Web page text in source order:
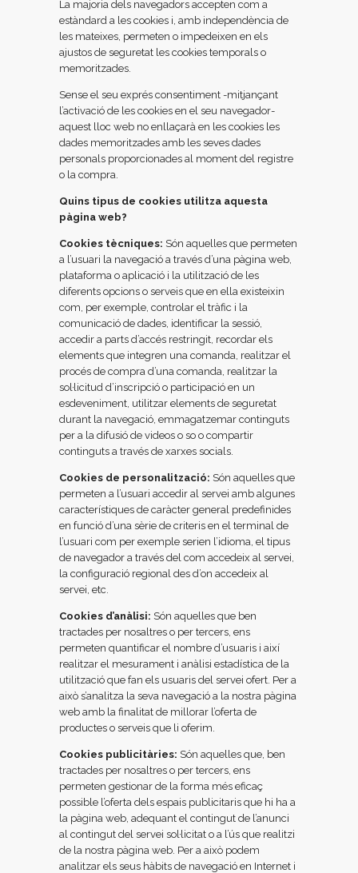
La majoria dels navegadors accepten com a
estàndard a les cookies i, amb independència de
les mateixes, permeten o impedeixen en els
ajustos de seguretat les cookies temporals o
memoritzades.
Sense el seu exprés consentiment -mitjançant
l’activació de les cookies en el seu navegador-
aquest lloc web no enllaçarà en les cookies les
dades memoritzades amb les seves dades
personals proporcionades al moment del registre
o la compra.
Quins tipus de cookies utilitza aquesta
pàgina web?
Cookies tècniques: Són aquelles que permeten
a l’usuari la navegació a través d’una pàgina web,
plataforma o aplicació i la utilització de les
diferents opcions o serveis que en ella existeixin
com, per exemple, controlar el tràfic i la
comunicació de dades, identificar la sessió,
accedir a parts d’accés restringit, recordar els
elements que integren una comanda, realitzar el
procés de compra d’una comanda, realitzar la
sol·licitud d’inscripció o participació en un
esdeveniment, utilitzar elements de seguretat
durant la navegació, emmagatzemar continguts
per a la difusió de videos o so o compartir
continguts a través de xarxes socials.
Cookies de personalització: Són aquelles que
permeten a l’usuari accedir al servei amb algunes
característiques de caràcter general predefinides
en funció d’una sèrie de criteris en el terminal de
l’usuari com per exemple serien l’idioma, el tipus
de navegador a través del com accedeix al servei,
la configuració regional des d’on accedeix al
servei, etc.
Cookies d’anàlisi: Són aquelles que ben
tractades per nosaltres o per tercers, ens
permeten quantificar el nombre d’usuaris i així
realitzar el mesurament i anàlisi estadística de la
utilització que fan els usuaris del servei ofert. Per a
això s’analitza la seva navegació a la nostra pàgina
web amb la finalitat de millorar l’oferta de
productes o serveis que li oferim.
Cookies publicitàries: Són aquelles que, ben
tractades per nosaltres o per tercers, ens
permeten gestionar de la forma més eficaç
possible l’oferta dels espais publicitaris que hi ha a
la pàgina web, adequant el contingut de l’anunci
al contingut del servei sol·licitat o a l’ús que realitzi
de la nostra pàgina web. Per a això podem
analitzar els seus hàbits de navegació en Internet i